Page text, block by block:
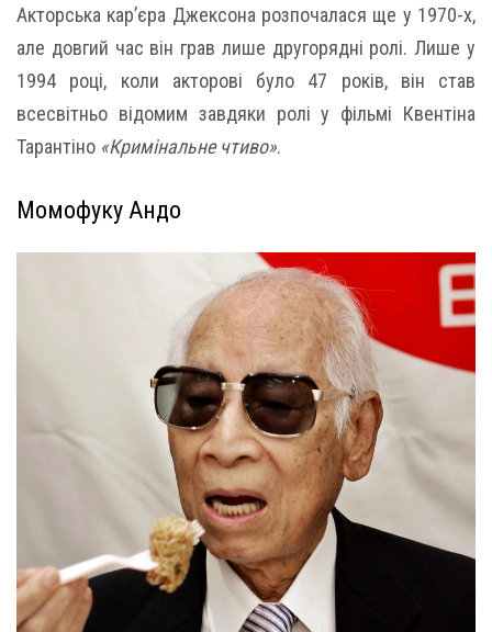
Акторська кар’єра Джексона розпочалася ще у 1970-х,
але довгий час він грав лише другорядні ролі. Лише у
1994 році, коли акторові було 47 років, він став
всесвітньо відомим завдяки ролі у фільмі Квентіна
Тарантіно «Кримінальне чтиво».
Момофуку Андо